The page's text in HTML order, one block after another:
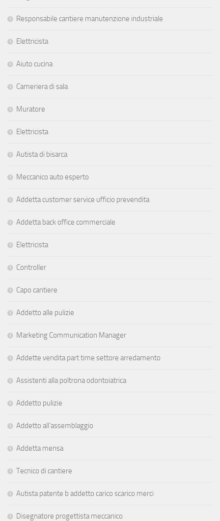
Responsabile cantiere manutenzione industriale
Elettricista
Aiuto cucina
Cameriera di sala
Muratore
Elettricista
Autista di bisarca
Meccanico auto esperto
Addetta customer service ufficio prevendita
Addetta back office commerciale
Elettricista
Controller
Capo cantiere
Addetto alle pulizie
Marketing Communication Manager
Addette vendita part time settore arredamento
Assistenti alla poltrona odontoiatrica
Addetto pulizie
Addetto all’assemblaggio
Addetta mensa
Tecnico di cantiere
Autista patente b addetto carico scarico merci
Disegnatore progettista meccanico